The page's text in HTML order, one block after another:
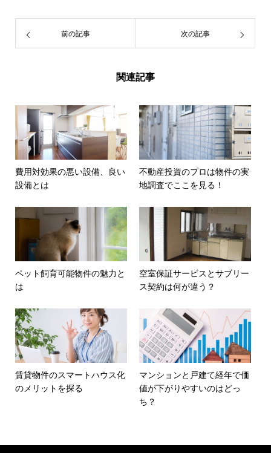
前の記事 次の記事
関連記事
費用対効果の悪い設備、良い
設備とは
不動産投資のプロは物件の実
地調査でここを見る！
ペット飼育可能物件の魅力と
は
空室保証サービスとサブリー
ス契約は何が違う？
賃貸物件のスマートハウス化
のメリットを探る
マンションと戸建て経年で価
値が下がりやすいのはどっ
ち？